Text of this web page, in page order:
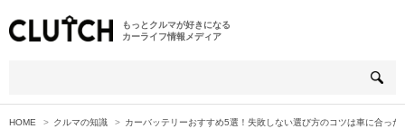
もっとクルマが好きになる
カーライフ情報メディア
HOME クルマの知識 カーバッテリーおすすめ5選！失敗しない選び方のコツは車に合った